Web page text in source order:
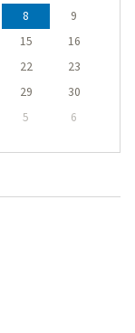
8
9
15
16
22
23
29
30
5 6